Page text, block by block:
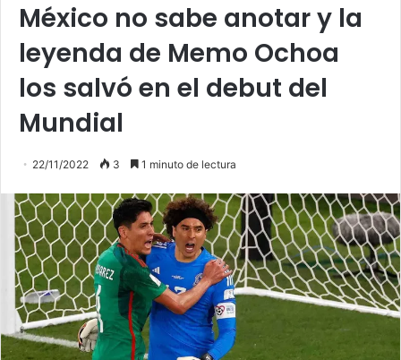
México no sabe anotar y la
leyenda de Memo Ochoa
los salvó en el debut del
Mundial
22/11/2022 3 1 minuto de lectura